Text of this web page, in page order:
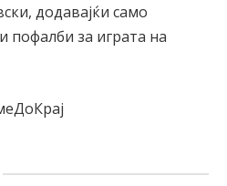
додавајќи само
пофалби за играта на